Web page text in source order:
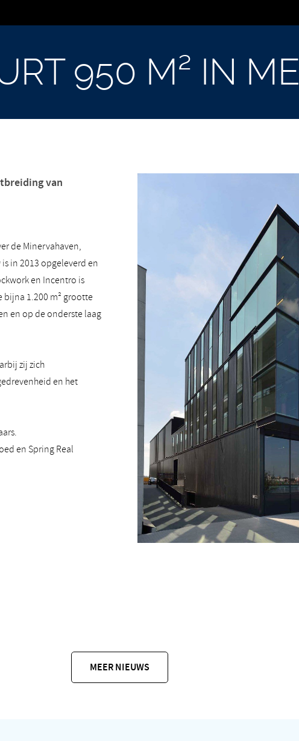
950 M² IN
van
de Minervahaven,
in 2013 opgeleverd en
en Incentro is
bijna 1.200 m² grootte
en op de onderste laag
zij zich
en het
en Spring Real
MEER NIEUWS